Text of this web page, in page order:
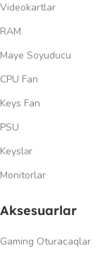
Videokartlar
RAM
Maye Soyuducu
CPU Fan
Keys Fan
PSU
Keyslər
Monitorlar
Aksesuarlar
Gaming Oturacaqlar